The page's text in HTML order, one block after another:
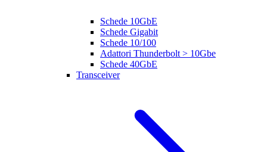
Schede 10GbE
Schede Gigabit
Schede 10/100
Adattori Thunderbolt > 10Gbe
Schede 40GbE
Transceiver